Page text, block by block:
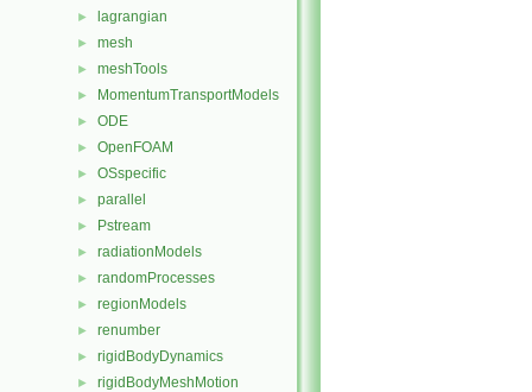
► lagrangian
► mesh
► meshTools
► MomentumTransportModels
► ODE
► OpenFOAM
► OSspecific
► parallel
► Pstream
► radiationModels
► randomProcesses
► regionModels
► renumber
► rigidBodyDynamics
► rigidBodyMeshMotion